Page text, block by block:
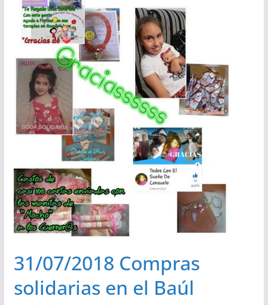
31/07/2018 Compras
solidarias en el Baúl